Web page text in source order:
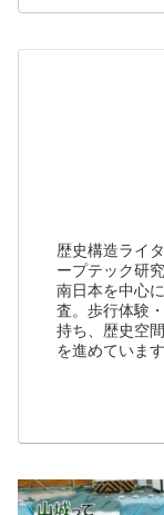
歴史構造ライ
ープテック研
南日本を中心
査。歩行体験
持ち、歴史空
を進めていま